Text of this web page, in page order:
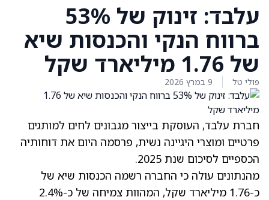
עלבד: זינוק של 53%
ברווח הנקי והכנסות שיא
של 1.76 מיליארד שקל
פולי טל 9 במרץ 2026
חברת עלבד, העוסקת בייצור מגבונים לחים למותגים
פרטיים ומוצרי היגיינה נשית, פרסמה היום את דוחותיה
הכספיים לסיכום שנת 2025.
מהנתונים עולה כי החברה רשמה הכנסות שיא של
כ-1.76 מיליארד שקל, המהוות צמיחה של כ-2.4%